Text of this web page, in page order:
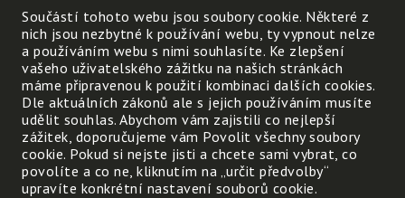
- první slabika slova dravý
- druhá slabika slova savec
Součástí tohoto webu jsou soubory cookie. Některé z
nich jsou nezbytné k používání webu, ty vypnout nelze
a používáním webu s nimi souhlasíte. Ke zlepšení
vašeho uživatelského zážitku na našich stránkách
máme připravenou k použití kombinaci dalších cookies.
Dle aktuálních zákonů ale s jejich používáním musíte
udělit souhlas. Abychom vám zajistili co nejlepší
zážitek, doporučujeme vám Povolit všechny soubory
cookie. Pokud si nejste jisti a chcete sami vybrat, co
povolíte a co ne, kliknutím na „určit předvolby“
upravíte konkrétní nastavení souborů cookie.